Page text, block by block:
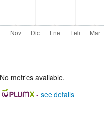
No metrics available.
- see details